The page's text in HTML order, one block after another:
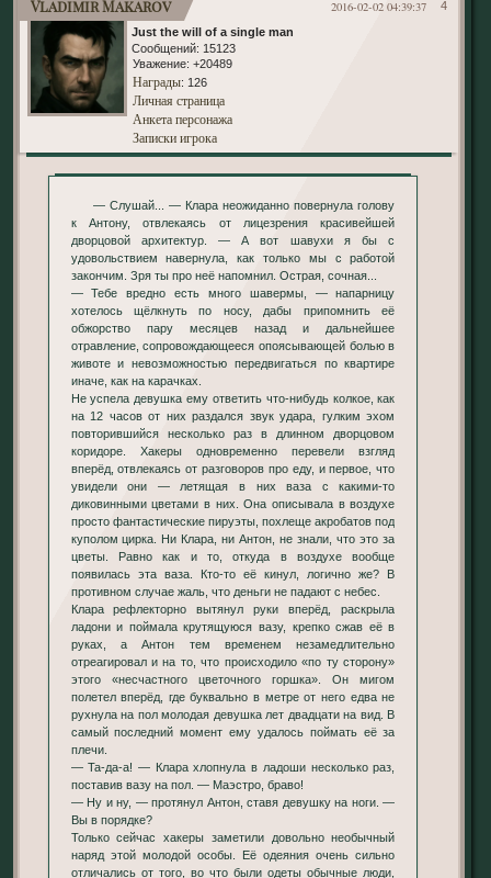
4
2016-02-02 04:39:37
Vladimir Makarov
Just the will of a single man
Сообщений: 15123
Уважение: +20489
Награды: 126
Личная страница
Анкета персонажа
Записки игрока
— Слушай... — Клара неожиданно повернула голову
к Антону, отвлекаясь от лицезрения красивейшей
дворцовой архитектур. — А вот шавухи я бы с
удовольствием навернула, как только мы с работой
закончим. Зря ты про неё напомнил. Острая, сочная...
— Тебе вредно есть много шавермы, — напарницу
хотелось щёлкнуть по носу, дабы припомнить её
обжорство пару месяцев назад и дальнейшее
отравление, сопровождающееся опоясывающей болью в
животе и невозможностью передвигаться по квартире
иначе, как на карачках.
Не успела девушка ему ответить что-нибудь колкое, как
на 12 часов от них раздался звук удара, гулким эхом
повторившийся несколько раз в длинном дворцовом
коридоре. Хакеры одновременно перевели взгляд
вперёд, отвлекаясь от разговоров про еду, и первое, что
увидели они — летящая в них ваза с какими-то
диковинными цветами в них. Она описывала в воздухе
просто фантастические пируэты, похлеще акробатов под
куполом цирка. Ни Клара, ни Антон, не знали, что это за
цветы. Равно как и то, откуда в воздухе вообще
появилась эта ваза. Кто-то её кинул, логично же? В
противном случае жаль, что деньги не падают с небес.
Клара рефлекторно вытянул руки вперёд, раскрыла
ладони и поймала крутящуюся вазу, крепко сжав её в
руках, а Антон тем временем незамедлительно
отреагировал и на то, что происходило «по ту сторону»
этого «несчастного цветочного горшка». Он мигом
полетел вперёд, где буквально в метре от него едва не
рухнула на пол молодая девушка лет двадцати на вид. В
самый последний момент ему удалось поймать её за
плечи.
— Та-да-а! — Клара хлопнула в ладоши несколько раз,
поставив вазу на пол. — Маэстро, браво!
— Ну и ну, — протянул Антон, ставя девушку на ноги. —
Вы в порядке?
Только сейчас хакеры заметили довольно необычный
наряд этой молодой особы. Её одеяния очень сильно
отличались от того, во что были одеты обычные люди,